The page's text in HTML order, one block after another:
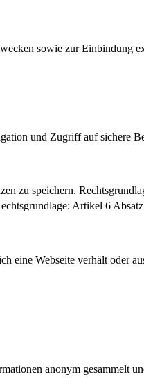
sowie zur Einbindung
und Zugriff auf sichere
zu speichern.
Artikel 6
eine Webseite verhält oder
anonym gesammelt